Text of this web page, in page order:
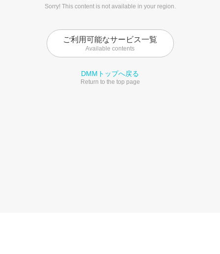
Sorry! This content is not available in your region.
ご利用可能なサービス一覧
Available contents
DMMトップへ戻る
Return to the top page